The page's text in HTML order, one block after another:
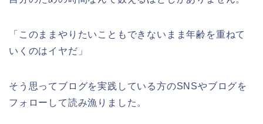
「このままやりたいこともできないまま年齢を重ねて
いくのはイヤだ」
そう思ってブログを実践している方のSNSやブログを
フォローして読み漁りました。